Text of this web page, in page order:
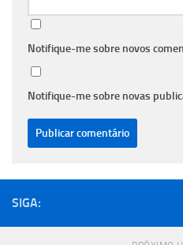
Notifique-me sobre novos
Notifique-me sobre novas
SIGA: